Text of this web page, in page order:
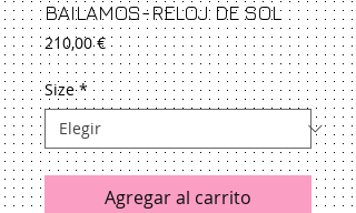
BAILAMOS-RELOJ DE SOL
210,00 €Precio
Size *
Agregar al carrito